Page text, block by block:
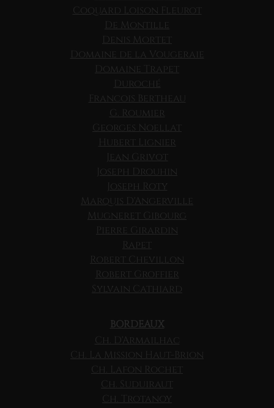
Coquard Loison Fleurot
De Montille
Denis Mortet
Domaine de la Vougeraie
Domaine Trapet
Duroché
Francois Bertheau
G. Roumier
Georges Noellat
Hubert Lignier
Jean Grivot
Joseph Drouhin
Joseph Roty
Marquis D'Angerville
Mugneret Gibourg
Pierre Girardin
Rapet
Robert Chevillon
Robert Groffier
Sylvain Cathiard
BORDEAUX
Ch. D'Armailhac
Ch. La Mission Haut-Brion
Ch. Lafon Rochet
Ch. Suduiraut
Ch. Trotanoy